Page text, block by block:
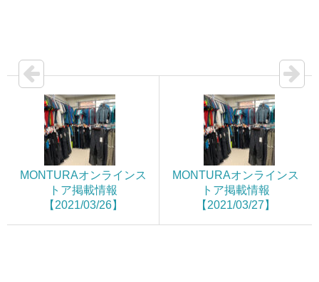
MONTURAオンラインス
トア掲載情報
【2021/03/26】
MONTURAオンラインス
トア掲載情報
【2021/03/27】